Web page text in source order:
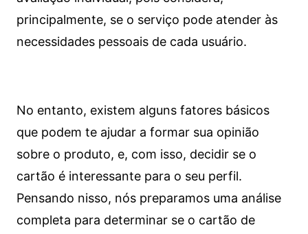
principalmente, se o serviço pode atender às
necessidades pessoais de cada usuário.
No entanto, existem alguns fatores básicos
que podem te ajudar a formar sua opinião
sobre o produto, e, com isso, decidir se o
cartão é interessante para o seu perfil.
Pensando nisso, nós preparamos uma análise
completa para determinar se o cartão de